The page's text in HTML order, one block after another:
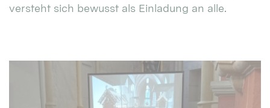
versteht sich bewusst als Einladung an alle.